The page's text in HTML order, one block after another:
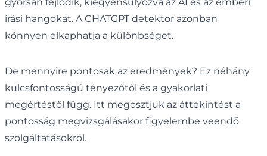
írási hangokat. A CHATGPT detektor azonban
könnyen elkaphatja a különbséget.
De mennyire pontosak az eredmények? Ez néhány
kulcsfontosságú tényezőtől és a gyakorlati
megértéstől függ. Itt megosztjuk az áttekintést a
pontosság megvizsgálásakor figyelembe veendő
szolgáltatásokról.